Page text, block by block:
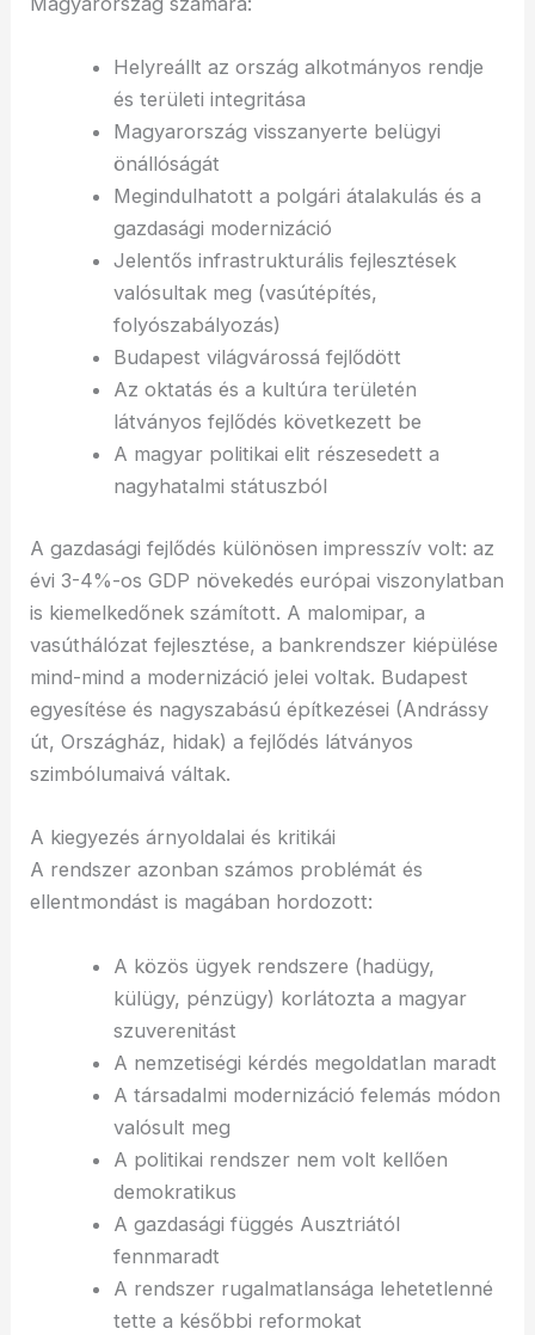
Helyreállt az ország alkotmányos rendje
és területi integritása
Magyarország visszanyerte belügyi
önállóságát
Megindulhatott a polgári átalakulás és a
gazdasági modernizáció
Jelentős infrastrukturális fejlesztések
valósultak meg (vasútépítés,
folyószabályozás)
Budapest világvárossá fejlődött
Az oktatás és a kultúra területén
látványos fejlődés következett be
A magyar politikai elit részesedett a
nagyhatalmi státuszból
A gazdasági fejlődés különösen impresszív volt: az
évi 3-4%-os GDP növekedés európai viszonylatban
is kiemelkedőnek számított. A malomipar, a
vasúthálózat fejlesztése, a bankrendszer kiépülése
mind-mind a modernizáció jelei voltak. Budapest
egyesítése és nagyszabású építkezései (Andrássy
út, Országház, hidak) a fejlődés látványos
szimbólumaivá váltak.
A kiegyezés árnyoldalai és kritikái
A rendszer azonban számos problémát és
ellentmondást is magában hordozott:
A közös ügyek rendszere (hadügy,
külügy, pénzügy) korlátozta a magyar
szuverenitást
A nemzetiségi kérdés megoldatlan maradt
A társadalmi modernizáció felemás módon
valósult meg
A politikai rendszer nem volt kellően
demokratikus
A gazdasági függés Ausztriától
fennmaradt
A rendszer rugalmatlansága lehetetlenné
tette a későbbi reformokat